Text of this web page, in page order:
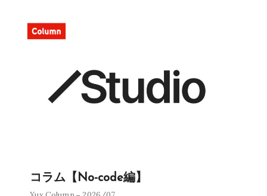
コラム【No-code編】